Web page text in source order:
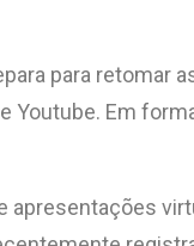
para retomar
Youtube. Em